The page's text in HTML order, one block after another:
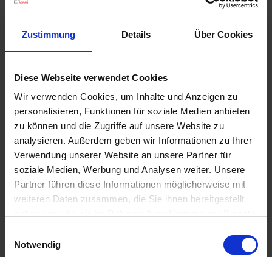
Zustimmung Details Über Cookies
Diese Webseite verwendet Cookies
Wir verwenden Cookies, um Inhalte und Anzeigen zu
personalisieren, Funktionen für soziale Medien anbieten
zu können und die Zugriffe auf unsere Website zu
analysieren. Außerdem geben wir Informationen zu Ihrer
Verwendung unserer Website an unsere Partner für
soziale Medien, Werbung und Analysen weiter. Unsere
Partner führen diese Informationen möglicherweise mit
weiteren Daten zusammen, die Sie ihnen bereitgestellt
Notwendig
Ähnliche Produkte